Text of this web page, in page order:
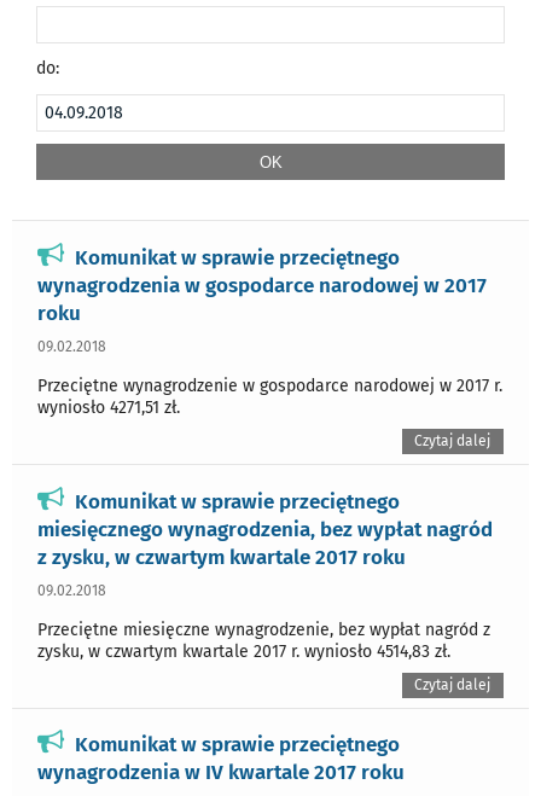
do:
Komunikat w sprawie przeciętnego
wynagrodzenia w gospodarce narodowej w 2017
roku
09.02.2018
Przeciętne wynagrodzenie w gospodarce narodowej w 2017 r.
wyniosło 4271,51 zł.
Czytaj dalej
Komunikat w sprawie przeciętnego
miesięcznego wynagrodzenia, bez wypłat nagród
z zysku, w czwartym kwartale 2017 roku
09.02.2018
Przeciętne miesięczne wynagrodzenie, bez wypłat nagród z
zysku, w czwartym kwartale 2017 r. wyniosło 4514,83 zł.
Czytaj dalej
Komunikat w sprawie przeciętnego
wynagrodzenia w IV kwartale 2017 roku